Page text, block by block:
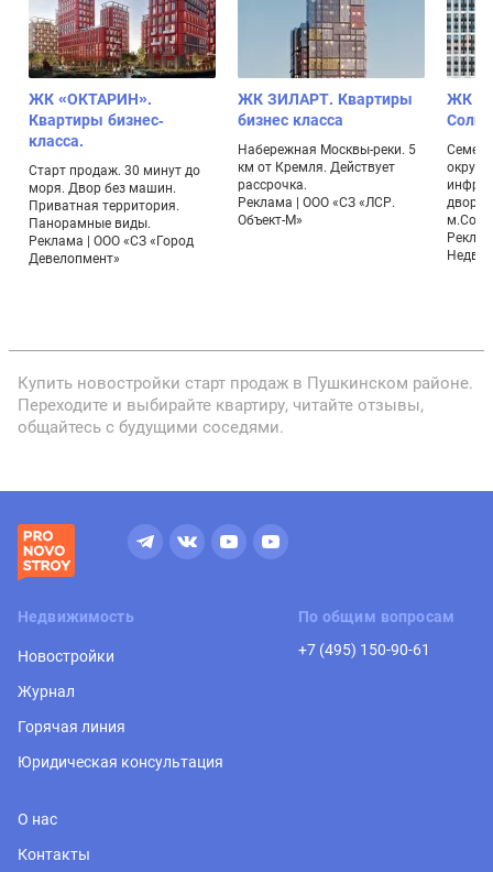
ЖК «ОКТАРИН».
Квартиры бизнес-
класса.
Старт продаж. 30 минут до
моря. Двор без машин.
Приватная территория.
Панорамные виды.
Реклама | ООО «СЗ «Город
Девелопмент»
ЖК ЗИЛАРТ. Квартиры
бизнес класса
Набережная Москвы-реки. 5
км от Кремля. Действует
рассрочка.
Реклама | ООО «СЗ «ЛСР.
Объект-М»
ЖК
Купить новостройки старт продаж в Пушкинском районе.
Переходите и выбирайте квартиру, читайте отзывы,
общайтесь с будущими соседями.
Недвижимость
Новостройки
Журнал
Горячая линия
Юридическая консультация
По общим вопросам
+7 (495) 150-90-61
О нас
Контакты